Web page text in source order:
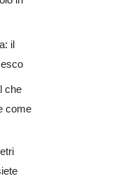
il
che
come